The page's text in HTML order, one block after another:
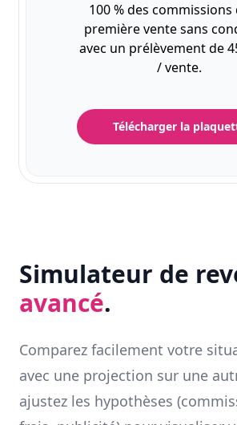
100 % des commissions
première vente sans
avec un prélèvement de
/ vente.
Télécharger la
Simulateur de
avancé.
Comparez facilement votre
avec une projection sur une
ajustez les hypothèses